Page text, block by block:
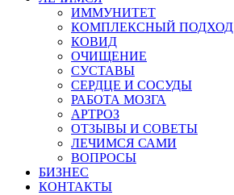
ИММУНИТЕТ
КОМПЛЕКСНЫЙ ПОДХОД
КОВИД
ОЧИЩЕНИЕ
СУСТАВЫ
СЕРДЦЕ И СОСУДЫ
РАБОТА МОЗГА
АРТРОЗ
ОТЗЫВЫ И СОВЕТЫ
ЛЕЧИМСЯ САМИ
ВОПРОСЫ
БИЗНЕС
КОНТАКТЫ